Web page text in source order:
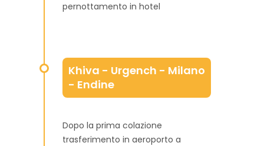
pernottamento in hotel
Khiva - Urgench - Milano
- Endine
Dopo la prima colazione
trasferimento in aeroporto a